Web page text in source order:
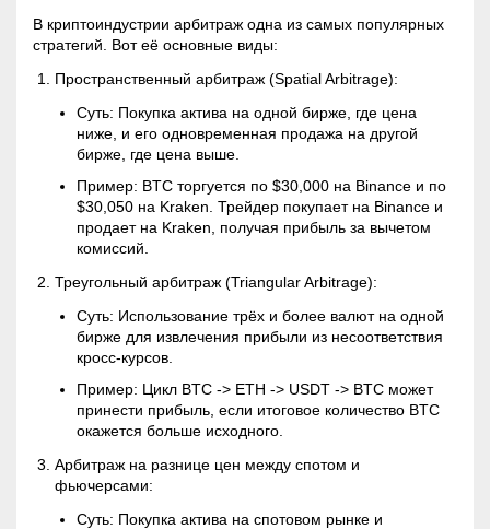
В криптоиндустрии арбитраж одна из самых популярных
стратегий. Вот её основные виды:
Пространственный арбитраж (Spatial Arbitrage):
Суть: Покупка актива на одной бирже, где цена
ниже, и его одновременная продажа на другой
бирже, где цена выше.
Пример: BTC торгуется по $30,000 на Binance и по
$30,050 на Kraken. Трейдер покупает на Binance и
продает на Kraken, получая прибыль за вычетом
комиссий.
Треугольный арбитраж (Triangular Arbitrage):
Суть: Использование трёх и более валют на одной
бирже для извлечения прибыли из несоответствия
кросс-курсов.
Пример: Цикл BTC -> ETH -> USDT -> BTC может
принести прибыль, если итоговое количество BTC
окажется больше исходного.
Арбитраж на разнице цен между спотом и
фьючерсами:
Суть: Покупка актива на спотовом рынке и